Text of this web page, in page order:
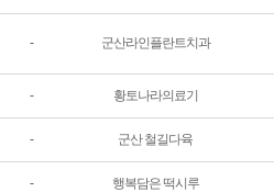
- 군산라인플란트치과
- 황토나라의료기
- 군산 철길다육
- 행복담은 떡시루